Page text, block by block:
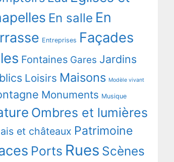
En salle En
Entreprises Façades
Fontaines Gares Jardins
Loisirs Maisons Modèle vivant
Monuments Musique
Ombres et lumières
et châteaux Patrimoine
Ports Rues Scènes